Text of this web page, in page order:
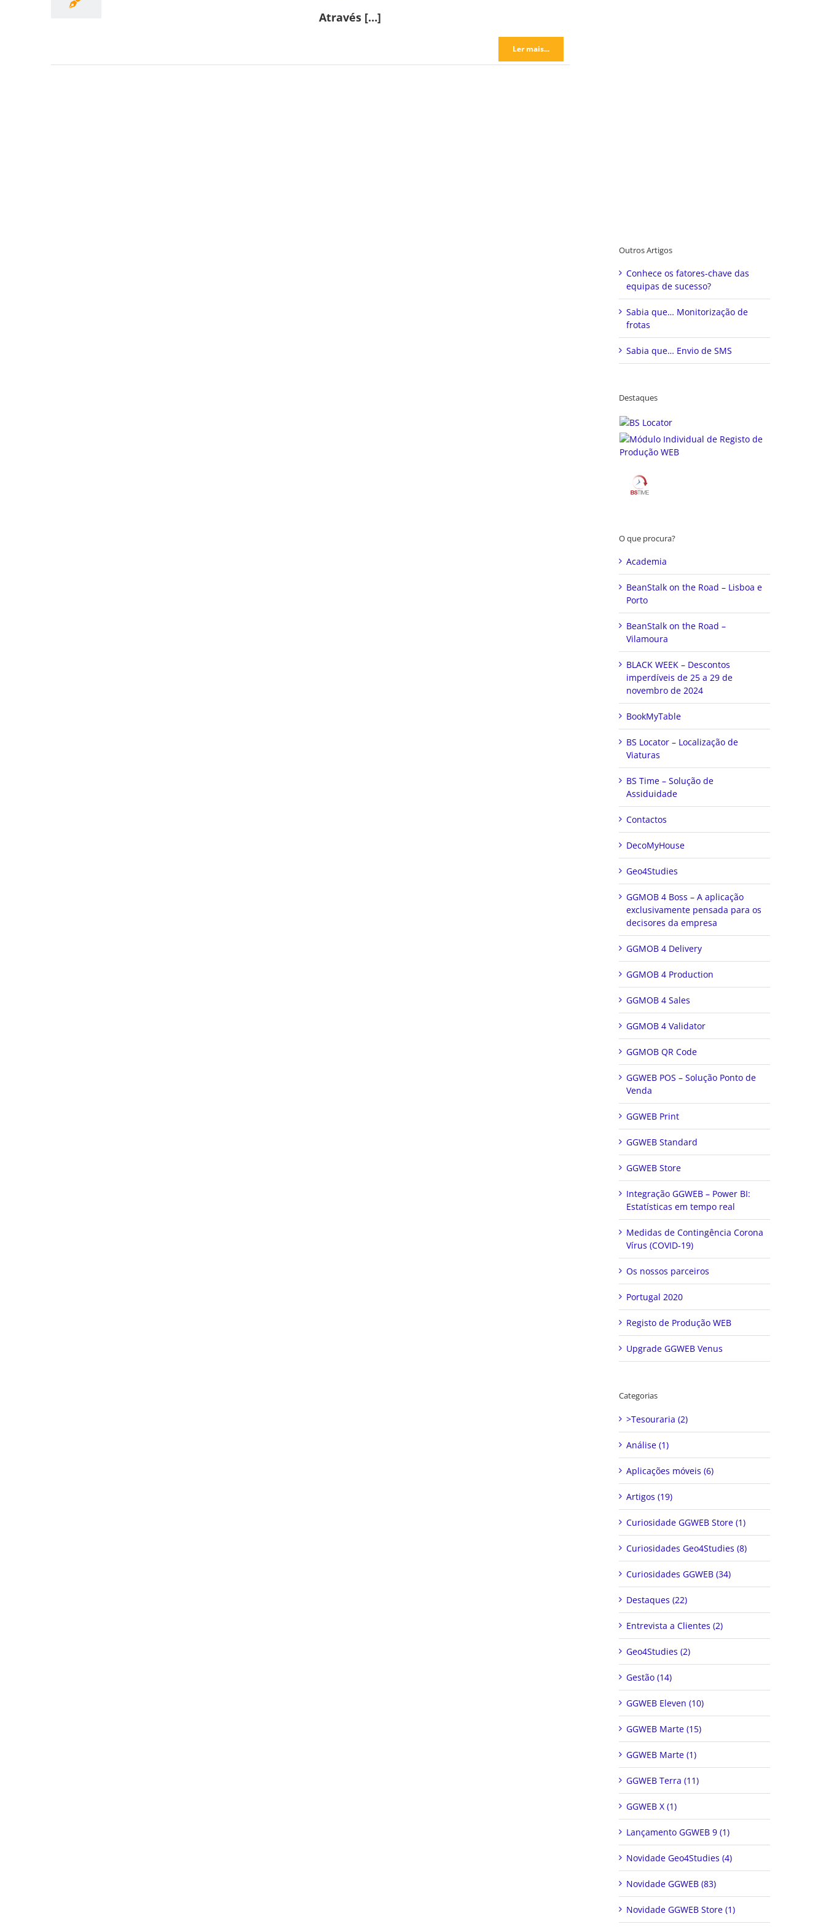
Através […]
Ler mais...
Outros Artigos
Conhece os fatores-chave das
equipas de sucesso?
Sabia que… Monitorização de
frotas
Sabia que… Envio de SMS
Destaques
O que procura?
Academia
BeanStalk on the Road – Lisboa e
Porto
BeanStalk on the Road –
Vilamoura
BLACK WEEK – Descontos
imperdíveis de 25 a 29 de
novembro de 2024
BookMyTable
BS Locator – Localização de
Viaturas
BS Time – Solução de
Assiduidade
Contactos
DecoMyHouse
Geo4Studies
GGMOB 4 Boss – A aplicação
exclusivamente pensada para os
decisores da empresa
GGMOB 4 Delivery
GGMOB 4 Production
GGMOB 4 Sales
GGMOB 4 Validator
GGMOB QR Code
GGWEB POS – Solução Ponto de
Venda
GGWEB Print
GGWEB Standard
GGWEB Store
Integração GGWEB – Power BI:
Estatísticas em tempo real
Medidas de Contingência Corona
Vírus (COVID-19)
Os nossos parceiros
Portugal 2020
Registo de Produção WEB
Upgrade GGWEB Venus
Categorias
>Tesouraria (2)
Análise (1)
Aplicações móveis (6)
Artigos (19)
Curiosidade GGWEB Store (1)
Curiosidades Geo4Studies (8)
Curiosidades GGWEB (34)
Destaques (22)
Entrevista a Clientes (2)
Geo4Studies (2)
Gestão (14)
GGWEB Eleven (10)
GGWEB Marte (15)
GGWEB Marte (1)
GGWEB Terra (11)
GGWEB X (1)
Lançamento GGWEB 9 (1)
Novidade Geo4Studies (4)
Novidade GGWEB (83)
Novidade GGWEB Store (1)